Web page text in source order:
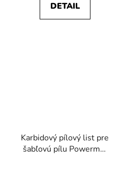
DETAIL
Karbidový pílový list pre
šabľovú pílu Powermat